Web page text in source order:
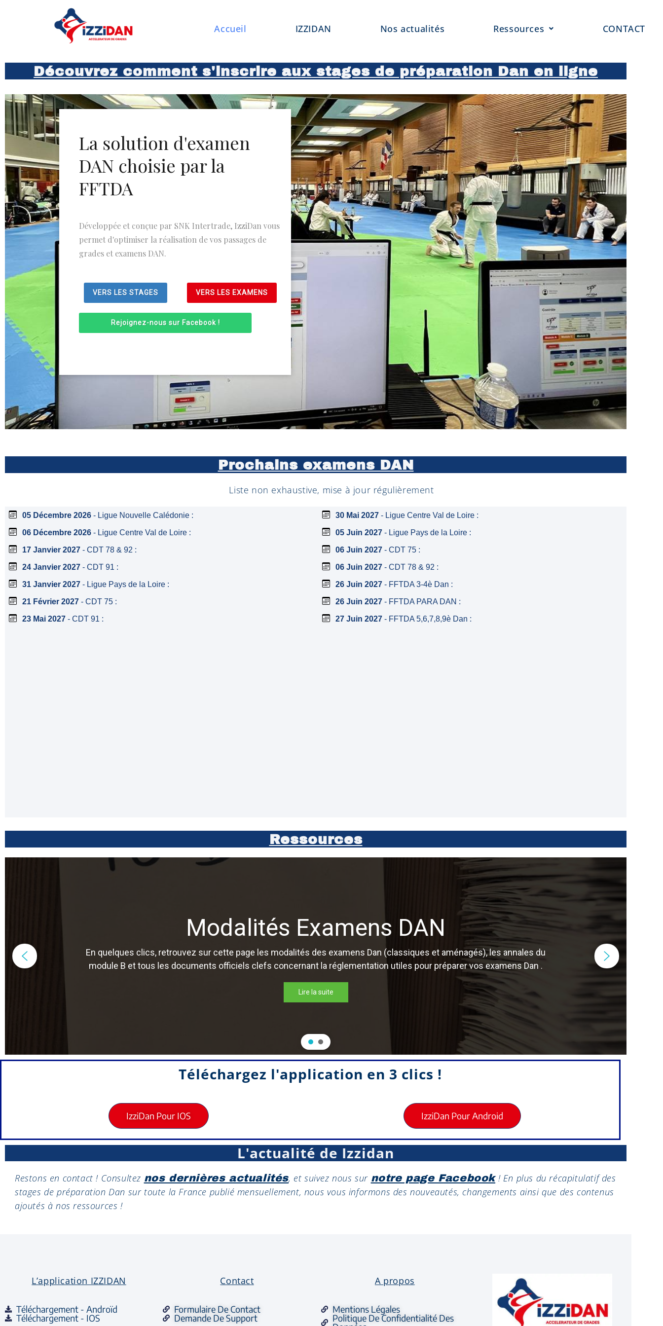
Accueil IZZIDAN Nos actualités Ressources CONTACT
Découvrez comment s'inscrire aux stages de préparation Dan en ligne
La solution d'examen
DAN choisie par la
FFTDA
Développée et conçue par SNK Intertrade, IzziDan vous
permet d'optimiser la réalisation de vos passages de
grades et examens DAN.
VERS LES STAGES VERS LES EXAMENS
Rejoignez-nous sur Facebook !
Prochains examens DAN
Liste non exhaustive, mise à jour régulièrement
Ressources
Modalités Examens DAN
En quelques clics, retrouvez sur cette page les modalités des examens Dan (classiques et aménagés), les annales du
module B et tous les documents officiels clefs concernant la réglementation utiles pour préparer vos examens Dan .
Lire la suite
Téléchargez l'application en 3 clics !
IzziDan Pour IOS IzziDan Pour Android
L'actualité de Izzidan
Restons en contact ! Consultez nos dernières actualités, et suivez nous sur notre page Facebook! En plus du récapitulatif des
stages de préparation Dan sur toute la France publié mensuellement, nous vous informons des nouveautés, changements ainsi que des contenus
ajoutés à nos ressources !
L’application IZZIDAN
Téléchargement - Androïd
Téléchargement - IOS
Contact
Formulaire De Contact
Demande De Support
A propos
Mentions Légales
Politique De Confidentialité Des